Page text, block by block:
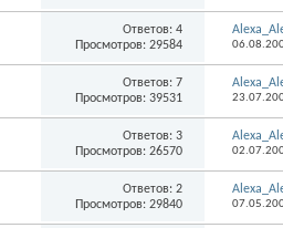
Ответов: 4
Просмотров: 29584
Ответов: 7
Просмотров: 39531
Ответов: 3
Просмотров: 26570
Ответов: 2
Просмотров: 29840